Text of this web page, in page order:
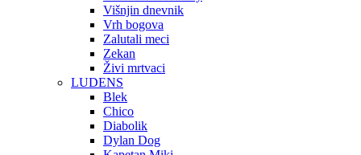
Višnjin dnevnik
Vrh bogova
Zalutali meci
Zekan
Živi mrtvaci
LUDENS
Blek
Chico
Diabolik
Dylan Dog